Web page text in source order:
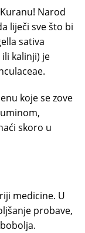
Narod
liječi sve što bi
sativa
kalinji) je
koje se zove
skoro u
medicine. U
probave,